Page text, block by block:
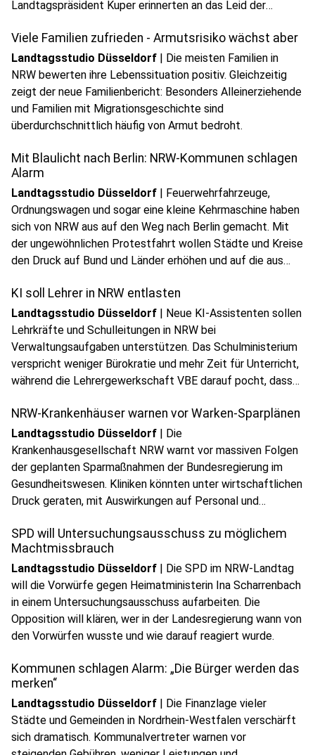
Landtagspräsident Kuper erinnerten an das Leid der
Lehren aus der Katastrophe bis heute gelten.
Viele Familien zufrieden - Armutsrisiko wächst aber
Landtagsstudio Düsseldorf | Die meisten Familien in
NRW bewerten ihre Lebenssituation positiv. Gleichzeitig
zeigt der neue Familienbericht: Besonders Alleinerziehende
und Familien mit Migrationsgeschichte sind
überdurchschnittlich häufig von Armut bedroht.
Mit Blaulicht nach Berlin: NRW-Kommunen schlagen
Alarm
Landtagsstudio Düsseldorf | Feuerwehrfahrzeuge,
Ordnungswagen und sogar eine kleine Kehrmaschine haben
sich von NRW aus auf den Weg nach Berlin gemacht. Mit
der ungewöhnlichen Protestfahrt wollen Städte und Kreise
den Druck auf Bund und Länder erhöhen und auf die aus
play_circleAudio anhören
KI soll Lehrer in NRW entlasten
Landtagsstudio Düsseldorf | Neue KI-Assistenten sollen
Lehrkräfte und Schulleitungen in NRW bei
Verwaltungsaufgaben unterstützen. Das Schulministerium
verspricht weniger Bürokratie und mehr Zeit für Unterricht,
während die Lehrergewerkschaft VBE darauf pocht, dass
play_circle Audio anhören
NRW-Krankenhäuser warnen vor Warken-Sparplänen
Landtagsstudio Düsseldorf | Die
Krankenhausgesellschaft NRW warnt vor massiven Folgen
der geplanten Sparmaßnahmen der Bundesregierung im
Gesundheitswesen. Kliniken könnten unter wirtschaftlichen
Druck geraten, mit Auswirkungen auf Personal und
play_circleAudio anhören
SPD will Untersuchungsausschuss zu möglichem
Machtmissbrauch
Landtagsstudio Düsseldorf | Die SPD im NRW-Landtag
will die Vorwürfe gegen Heimatministerin Ina Scharrenbach
in einem Untersuchungsausschuss aufarbeiten. Die
Opposition will klären, wer in der Landesregierung wann von
den Vorwürfen wusste und wie darauf reagiert wurde.
play_circleAudio anhören
Kommunen schlagen Alarm: „Die Bürger werden das
merken“
Landtagsstudio Düsseldorf | Die Finanzlage vieler
Städte und Gemeinden in Nordrhein-Westfalen verschärft
sich dramatisch. Kommunalvertreter warnen vor